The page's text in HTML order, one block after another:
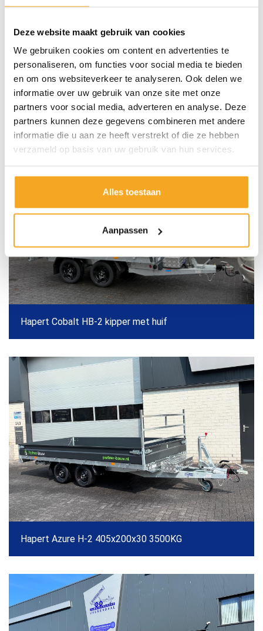
Deze website maakt gebruik van cookies
We gebruiken cookies om content en advertenties te
personaliseren, om functies voor social media te bieden
en om ons websiteverkeer te analyseren. Ook delen we
informatie over uw gebruik van onze site met onze
partners voor social media, adverteren en analyse. Deze
partners kunnen deze gegevens combineren met andere
informatie die u aan ze heeft verstrekt of die ze hebben
verzameld op basis van uw gebruik van hun services.
Alles toestaan
Aanpassen
Recent afgeleverd
Elke week leveren we nieuwe aanhangwagens af. Bekijk
hieronder een aantal voorbeelden van recent
afgeleverde open aanhangwagens.
Hapert Cobalt HB-2 kipper met huif
Hapert Azure H-2 405x200x30 3500KG